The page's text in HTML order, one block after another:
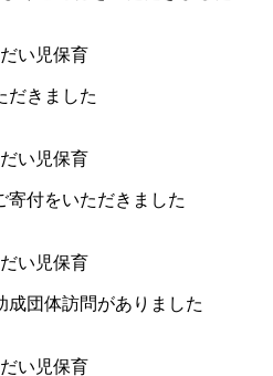
い児保育
だきました
い児保育
寄付をいただきました
い児保育
成団体訪問がありました
い児保育